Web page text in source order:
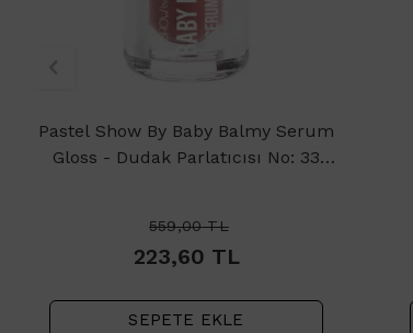
Pastel Show By Baby Balmy Serum
Gloss - Dudak Parlatıcısı No: 33
559,00TL
223,60 TL
SEPETE EKLE